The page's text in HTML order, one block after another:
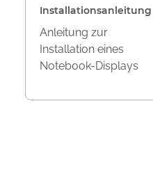
Installationsanleitung
Anleitung zur
Installation eines
Notebook-Displays